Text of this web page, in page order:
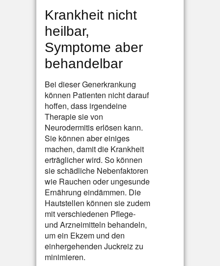
Krankheit nicht
heilbar,
Symptome aber
behandelbar
Bei dieser Generkrankung
können Patienten nicht darauf
hoffen, dass irgendeine
Therapie sie von
Neurodermitis erlösen kann.
Sie können aber einiges
machen, damit die Krankheit
erträglicher wird. So können
sie schädliche Nebenfaktoren
wie Rauchen oder ungesunde
Ernährung eindämmen. Die
Hautstellen können sie zudem
mit verschiedenen Pflege-
und Arzneimitteln behandeln,
um ein Ekzem und den
einhergehenden Juckreiz zu
minimieren.